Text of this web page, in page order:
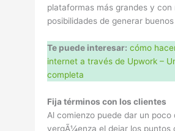
plataformas más grandes y con
posibilidades de generar
Te puede interesar: cómo
internet a través de Upwork –
completa
Fija términos con los clientes
Al comienzo puede dar un poco
vergÃ¼enza el dejar los puntos